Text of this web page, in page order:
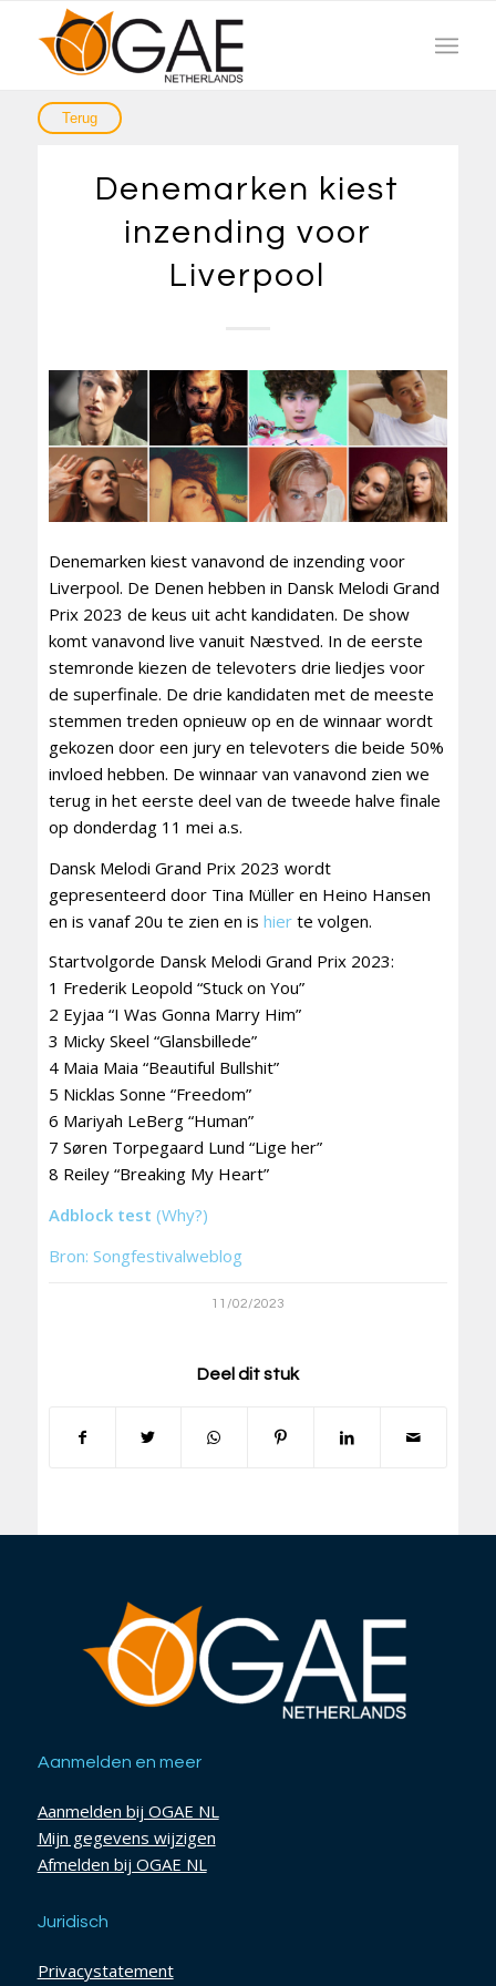
Denemarken kiest
inzending voor
Liverpool
Denemarken kiest vanavond de inzending voor
Liverpool. De Denen hebben in Dansk Melodi Grand
Prix 2023 de keus uit acht kandidaten. De show
komt vanavond live vanuit Næstved. In de eerste
stemronde kiezen de televoters drie liedjes voor
de superfinale. De drie kandidaten met de meeste
stemmen treden opnieuw op en de winnaar wordt
gekozen door een jury en televoters die beide 50%
invloed hebben. De winnaar van vanavond zien we
terug in het eerste deel van de tweede halve finale
op donderdag 11 mei a.s.
Dansk Melodi Grand Prix 2023 wordt
gepresenteerd door Tina Müller en Heino Hansen
en is vanaf 20u te zien en is hierte volgen.
Startvolgorde Dansk Melodi Grand Prix 2023:
1 Frederik Leopold “Stuck on You”
2 Eyjaa “I Was Gonna Marry Him”
3 Micky Skeel “Glansbillede”
4 Maia Maia “Beautiful Bullshit”
5 Nicklas Sonne “Freedom”
6 Mariyah LeBerg “Human”
7 Søren Torpegaard Lund “Lige her”
8 Reiley “Breaking My Heart”
Adblock test (Why?)
Bron: Songfestivalweblog
11/02/2023
Deel dit stuk
Aanmelden en meer
Aanmelden bij OGAE NL
Mijn gegevens wijzigen
Afmelden bij OGAE NL
Juridisch
Privacystatement